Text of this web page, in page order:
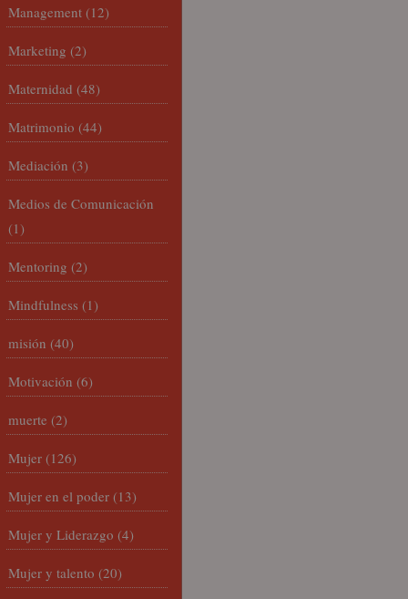
Management (12)
Marketing (2)
Maternidad (48)
Matrimonio (44)
Mediación (3)
Medios de Comunicación
(1)
Mentoring (2)
Mindfulness (1)
misión (40)
Motivación (6)
muerte (2)
Mujer (126)
Mujer en el poder (13)
Mujer y Liderazgo (4)
Mujer y talento (20)